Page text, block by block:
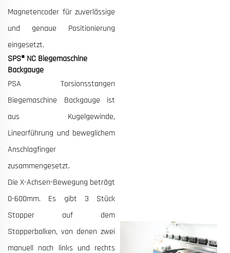
Magnetencoder für zuverlässige
und genaue Positionierung
eingesetzt.
SPS® NC Biegemaschine
Backgauge
PSA Torsionsstangen
Biegemaschine Backgauge ist
aus Kugelgewinde,
Linearführung und beweglichem
Anschlagfinger
zusammengesetzt.
Die X-Achsen-Bewegung beträgt
0-600mm. Es gibt 3 Stück
Stopper auf dem
Stopperbalken, von denen zwei
manuell nach links und rechts